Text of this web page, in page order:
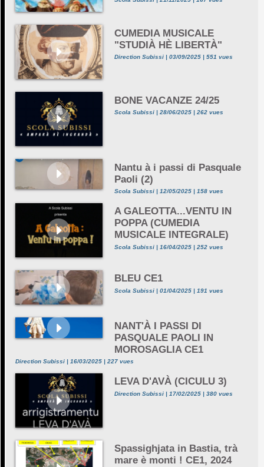
CUMEDIA MUSICALE
"STUDIÀ HÈ LIBERTÀ"
Direction Subissi | 03/09/2025 | 551 vues
BONE VACANZE 24/25
Scola Subissi | 28/06/2025 | 262 vues
Nantu à i passi di Pasquale
Paoli (2)
Scola Subissi | 12/05/2025 | 158 vues
A GALEOTTA...VENTU IN
POPPA (CUMEDIA
MUSICALE INTEGRALE)
Scola Subissi | 16/04/2025 | 252 vues
BLEU CE1
Scola Subissi | 01/04/2025 | 191 vues
NANT'À I PASSI DI
PASQUALE PAOLI IN
MOROSAGLIA CE1
Direction Subissi | 16/03/2025 | 227 vues
LEVA D'AVÀ (CICULU 3)
Direction Subissi | 17/02/2025 | 380 vues
Spassighjata in Bastia, trà
mare è monti ! CE1, 2024